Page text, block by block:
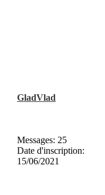
GladVlad
Messages: 25
Date d'inscription:
15/06/2021